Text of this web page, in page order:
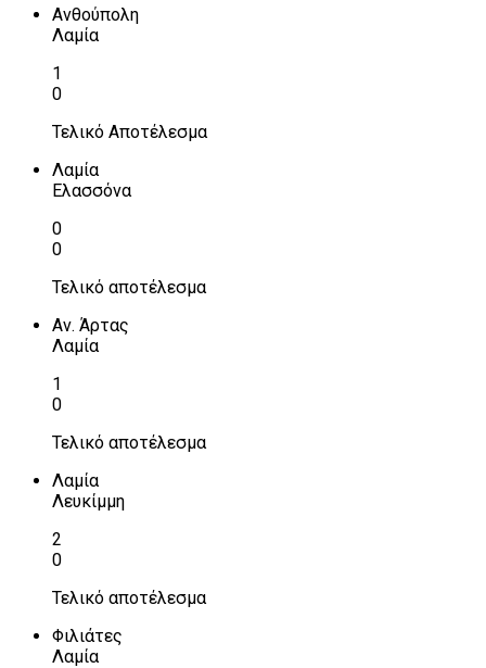
Ανθούπολη
Λαμία
1
0
Τελικό Αποτέλεσμα
Λαμία
Ελασσόνα
0
0
Τελικό αποτέλεσμα
Αν. Άρτας
Λαμία
1
0
Τελικό αποτέλεσμα
Λαμία
Λευκίμμη
2
0
Τελικό αποτέλεσμα
Φιλιάτες
Λαμία